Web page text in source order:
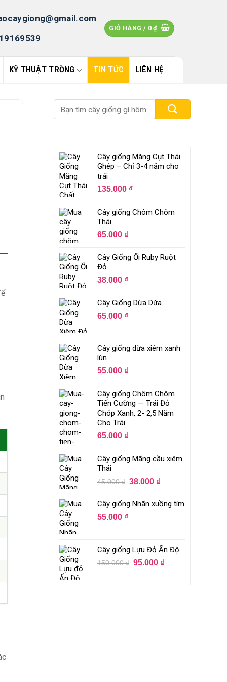
GIỎ HÀNG / 0₫
KỸ THUẬT TRỒNG TIN TỨC LIÊN HỆ
Cây giống Măng Cụt Thái
Ghép – Chỉ 3-4 năm cho
trái
135.000 ₫
Cây giống Chôm Chôm
Thái
65.000 ₫
Cây Giống Ổi Ruby Ruột
Đỏ
38.000 ₫
Cây Giống Dừa Dứa
65.000 ₫
Cây giống dừa xiêm xanh
lùn
55.000 ₫
Cây giống Chôm Chôm
Tiến Cường — Trái Đỏ
Chóp Xanh, 2- 2,5 Năm
Cho Trái
65.000 ₫
Cây giống Mãng cầu xiêm
Thái
45.000₫ 38.000 ₫
Cây giống Nhãn xuồng tím
55.000 ₫
Cây giống Lựu Đỏ Ấn Độ
150.000₫ 95.000 ₫